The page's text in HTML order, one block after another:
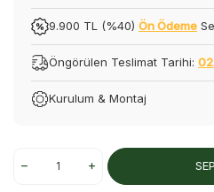
9.900 TL (%40) Ön Ödeme
Öngörülen Teslimat Tarihi:
Kurulum & Montaj